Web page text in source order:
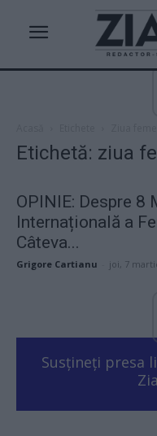
Etichetă: ziua
OPINIE: Despre 8
Internațională a
Câteva...
Grigore Cartianu joi, 7
Susțineți presa